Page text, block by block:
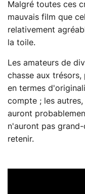
Malgré toutes ces
mauvais film que
relativement
la toile.
Les amateurs de
chasse aux
en termes
compte ; les
auront
n'auront pas
retenir.